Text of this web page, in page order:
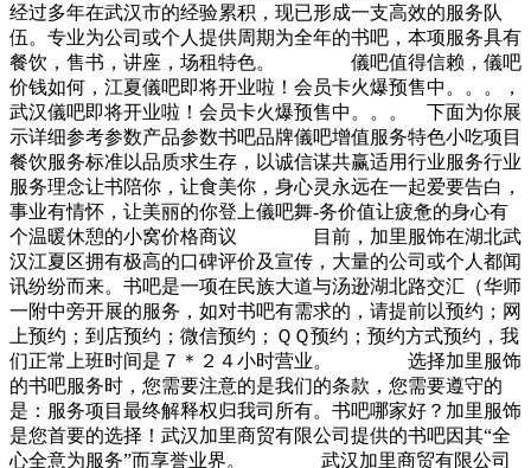
经过多年在武汉市的经验累积，现已形成一支高效的服务队
伍。专业为公司或个人提供周期为全年的书吧，本项服务具有
餐饮，售书，讲座，场租特色。 儀吧值得信赖，儀吧
价钱如何，江夏儀吧即将开业啦！会员卡火爆预售中。。。，
武汉儀吧即将开业啦！会员卡火爆预售中。。。 下面为你展
示详细参考参数产品参数书吧品牌儀吧增值服务特色小吃项目
餐饮服务标准以品质求生存，以诚信谋共赢适用行业服务行业
服务理念让书陪你，让食美你，身心灵永远在一起爱要告白，
事业有情怀，让美丽的你登上儀吧舞-务价值让疲惫的身心有
个温暖休憩的小窝价格商议 目前，加里服饰在湖北武
汉江夏区拥有极高的口碑评价及宣传，大量的公司或个人都闻
讯纷纷而来。书吧是一项在民族大道与汤逊湖北路交汇（华师
一附中旁开展的服务，如对书吧有需求的，请提前以预约；网
上预约；到店预约；微信预约；ＱＱ预约；预约方式预约，我
们正常上班时间是７＊２４小时营业。 选择加里服饰
的书吧服务时，您需要注意的是我们的条款，您需要遵守的
是：服务项目最终解释权归我司所有。书吧哪家好？加里服饰
是您首要的选择！武汉加里商贸有限公司提供的书吧因其“全
心全意为服务”而享誉业界。 武汉加里商贸有限公司